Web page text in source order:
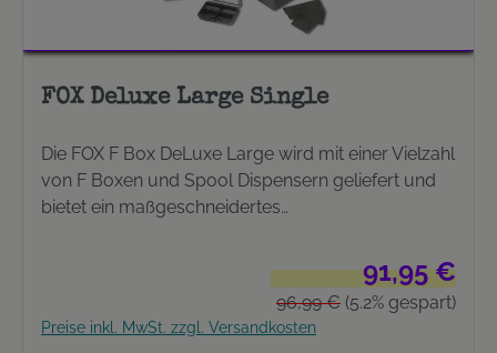
FOX Deluxe Large Single
Die FOX F Box DeLuxe Large wird mit einer Vielzahl
von F Boxen und Spool Dispensern geliefert und
bietet ein maßgeschneidertes
Large Single bieten eine Menge Platz für
Ausrüstungsteile. Das Large Single Set wird mit
folgenden Zusatzteilen geliefert: 4 x hohes
Trennelement Large 4 x hohes Trennelement
Verkaufspreis:91,95 €
Regulärer Preis:
96,99 € (5.2% gespart)
Preise inkl. MwSt. zzgl. Versandkosten